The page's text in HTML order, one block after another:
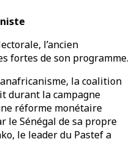
l’ancien
fortes de son programme.
la coalition
durant la campagne
réforme monétaire
le Sénégal de sa propre
le leader du Pastef a